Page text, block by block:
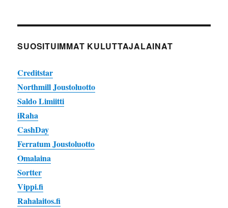
SUOSITUIMMAT KULUTTAJALAINAT
Creditstar
Northmill Joustoluotto
Saldo Limiitti
iRaha
CashDay
Ferratum Joustoluotto
Omalaina
Sortter
Vippi.fi
Rahalaitos.fi